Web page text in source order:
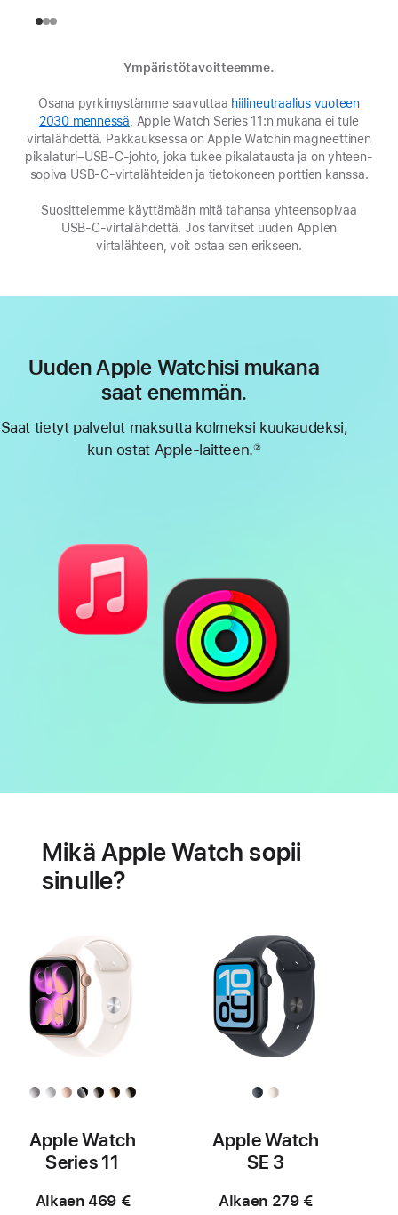
Ympäristötavoitteemme.
Osana pyrkimystämme saavuttaa hiilineutraalius vuoteen
2030 mennessä (Avautuu
uuteen
ikkunaan)
, Apple Watch Series 11:n mukana ei tule
virta­lähdettä. Pakkauksessa on Apple Watchin magneettinen
pika­laturi–USB-C-johto, joka tukee pika­latausta ja on yhteen­
sopiva USB-C-virta­lähteiden ja tieto­koneen porttien kanssa.
Suosittelemme käyttämään mitä tahansa yhteensopivaa
USB-C-virtalähdettä. Jos tarvitset uuden Applen
virtalähteen, voit ostaa sen erikseen.
Uuden Apple Watchisi mukana
saat enemmän.
Saat tietyt palvelut maksutta kolmeksi kuukaudeksi,
kun ostat Apple-laitteen.②
Mikä Apple Watch sopii
sinulle?
Apple Watch
Series 11
Alkaen 469 €
Apple Watch
SE 3
Alkaen 279 €